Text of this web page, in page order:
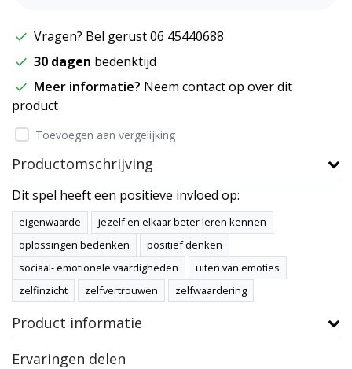
Vragen? Bel gerust 06 45440688
30 dagen bedenktijd
Meer informatie? Neem contact op over dit
product
Toevoegen aan vergelijking
Productomschrijving
Dit spel heeft een positieve invloed op:
eigenwaarde
jezelf en elkaar beter leren kennen
oplossingen bedenken
positief denken
sociaal- emotionele vaardigheden
uiten van emoties
zelfinzicht
zelfvertrouwen zelfwaardering
Product informatie
Ervaringen delen